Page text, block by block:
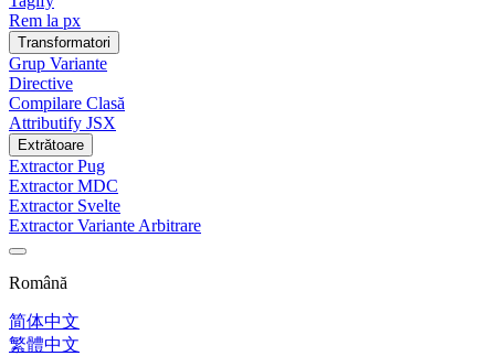
Rem la px
Transformatori
Grup Variante
Directive
Compilare Clasă
Attributify JSX
Extrătoare
Extractor Pug
Extractor MDC
Extractor Svelte
Extractor Variante Arbitrare
Română
简体中文
繁體中文